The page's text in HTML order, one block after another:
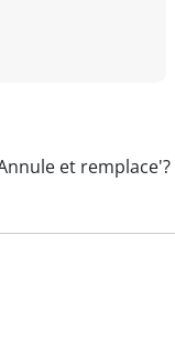
et remplace'?